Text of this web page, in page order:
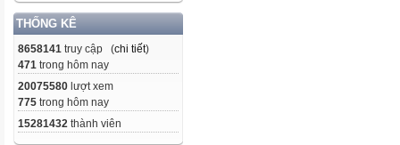
THỐNG KÊ
8658141 truy cập (chi tiết)
471 trong hôm nay
20075580 lượt xem
775 trong hôm nay
15281432 thành viên